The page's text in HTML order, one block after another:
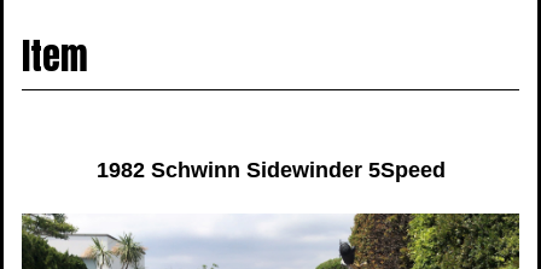
Item
1982 Schwinn Sidewinder 5Speed